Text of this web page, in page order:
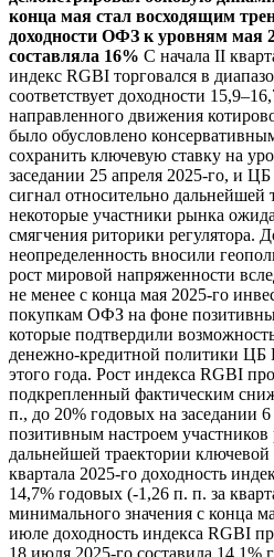
конца мая стал восходящим
доходности ОФЗ к уровням мая
составляла 16% С начала II
индекс RGBI торговался в
соответствует доходности
направленного движения
было обусловлено
сохранить ключевую ставку на
заседании 25 апреля 2025-го, и
сигнал относительно дальнейшей
некоторые участники рынка
смягчения риторики регулятора.
неопределенность вносили
рост мировой напряженности
не менее с конца мая 2025-го
покупкам ОФЗ на фоне
которые подтвердили
денежно-кредитной политики ЦБ
этого года. Рост индекса RGBI
подкрепленный фактическим
п., до 20% годовых на заседании
позитивным настроем
дальнейшей траектории
квартала 2025-го доходность
14,7% годовых (-1,26 п. п. за
минимального значения с конца
июле доходность индекса RGBI
18 июля 2025-го составила 14,1%